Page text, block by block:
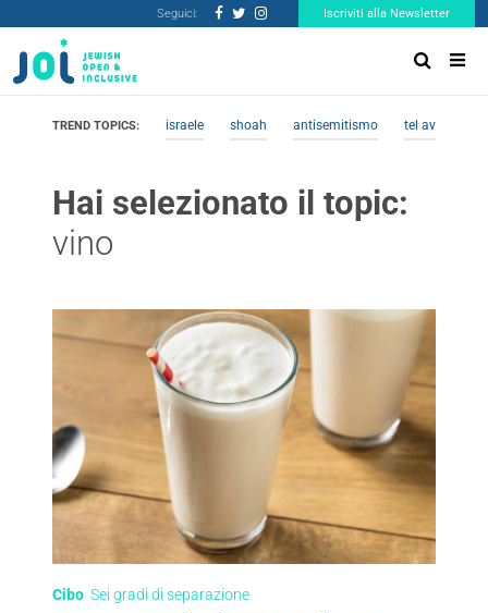
Seguici: Iscriviti alla Newsletter
TREND TOPICS: israele shoah antisemitismo tel aviv
Hai selezionato il topic:
vino
Cibo Sei gradi di separazione